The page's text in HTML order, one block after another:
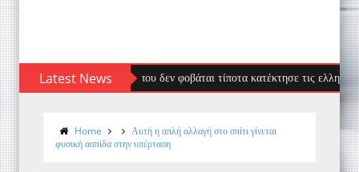
Latest News
Ο επισκέπτης που δεν φοβάται τίποτα κατέκτησε τις ελληνικές
Home
Αυτή η απλή αλλαγή στο σπίτι γίνεται
φυσική ασπίδα στην υπέρταση